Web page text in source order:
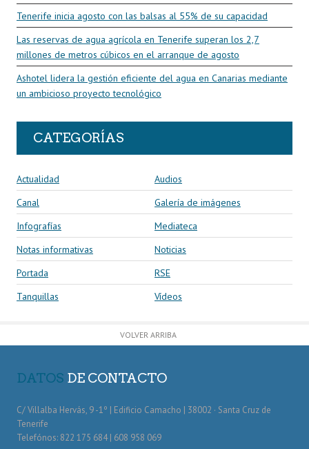
Tenerife inicia agosto con las balsas al 55% de su capacidad
Las reservas de agua agrícola en Tenerife superan los 2,7
millones de metros cúbicos en el arranque de agosto
Ashotel lidera la gestión eficiente del agua en Canarias mediante
un ambicioso proyecto tecnológico
CATEGORÍAS
Actualidad
Audios
Canal
Galería de imágenes
Infografías
Mediateca
Notas informativas
Noticias
Portada
RSE
Tanquillas
Vídeos
VOLVER ARRIBA
DATOS DE CONTACTO
C/ Villalba Hervás, 9 -1º | Edificio Camacho | 38002 · Santa Cruz de
Tenerife
Telefónos: 822 175 684 | 608 958 069